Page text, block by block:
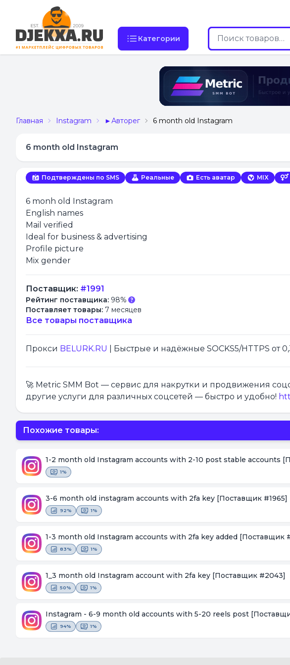
Категории
Главная Instagram ►Авторег 6 month old Instagram
6 month old Instagram
Подтверждены по SMS Реальные Есть аватар MIX
6 monh old Instagram
English names
Mail verified
Ideal for business & advertising
Profile picture
Mix gender
Поставщик: #1991
Рейтинг поставщика: 98%
Поставляет товары: 7 месяцев
Все товары поставщика
Прокси BELURK.RU | Быстрые и надёжные SOCKS5/HTTPS от
🚀 Metric SMM Bot — сервис для накрутки и продвижения
другие услуги для различных соцсетей — быстро и удобно!
Похожие товары:
1-2 month old Instagram accounts with 2-10 post stable accounts
1%
3-6 month old instagram accounts with 2fa key [Поставщик #1965]
92% 1%
1-3 month old Instagram accounts with 2fa key added [Поставщик
83% 1%
1_3 month old Instagram account with 2fa key [Поставщик #2043]
50% 1%
Instagram - 6-9 month old accounts with 5-20 reels post
94% 1%